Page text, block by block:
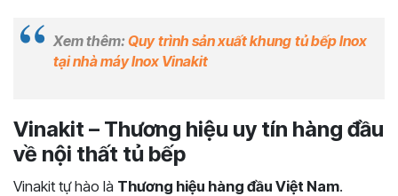
Xem thêm:Quy trình sản xuất khung tủ bếp Inox
tại nhà máy Inox Vinakit
Vinakit – Thương hiệu uy tín hàng đầu
về nội thất tủ bếp
Vinakit tự hào là Thương hiệu hàng đầu Việt Nam.